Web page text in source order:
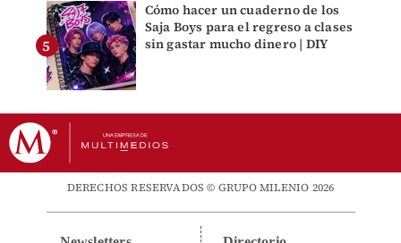
Cómo hacer un cuaderno de los
Saja Boys para el regreso a clases
sin gastar mucho dinero | DIY
DERECHOS RESERVADOS © GRUPO MILENIO 2026